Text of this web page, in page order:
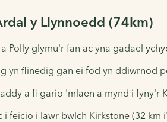
y Llynnoedd (74km)
Polly glymu'r fan ac yna gadael
yn flinedig gan ei fod yn ddiwrnod
a fi gario 'mlaen a mynd i fyny'r
feicio i lawr bwlch Kirkstone (32 km